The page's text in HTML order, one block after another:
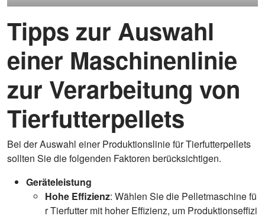
Tipps zur Auswahl
einer Maschinenlinie
zur Verarbeitung von
Tierfutterpellets
Bei der Auswahl einer Produktionslinie für Tierfutterpellets
sollten Sie die folgenden Faktoren berücksichtigen.
Geräteleistung
Hohe Effizienz: Wählen Sie die Pelletmaschine fü
r Tierfutter mit hoher Effizienz, um Produktionseffizi